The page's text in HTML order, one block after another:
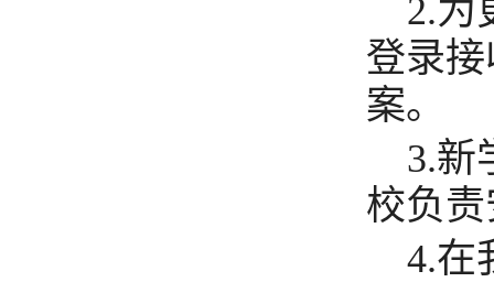
2.为
登录
案。
3.新
校负
4.在